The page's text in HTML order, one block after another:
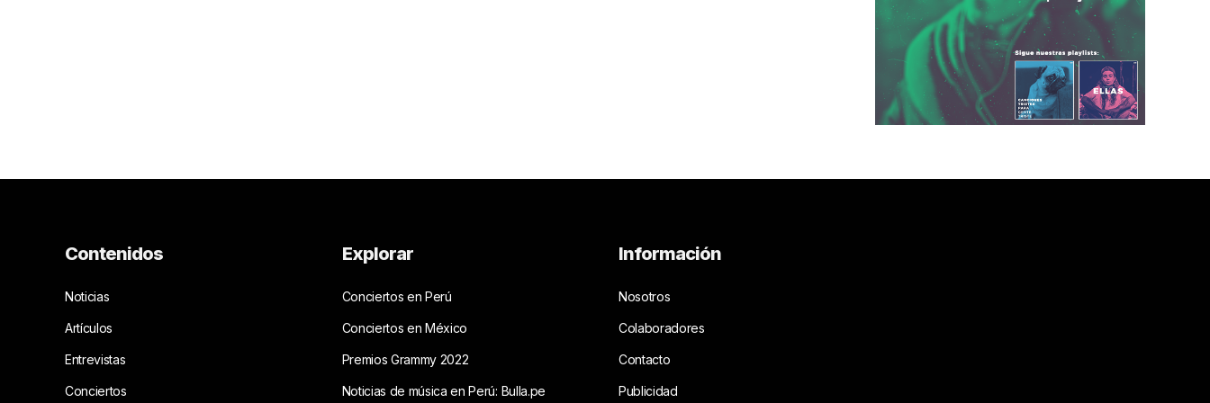
Contenidos
Noticias
Artículos
Entrevistas
Conciertos
Explorar
Conciertos en Perú
Conciertos en México
Premios Grammy 2022
Noticias de música en Perú: Bulla.pe
Información
Nosotros
Colaboradores
Contacto
Publicidad